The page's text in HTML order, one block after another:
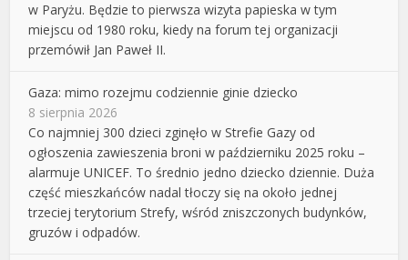
w Paryżu. Będzie to pierwsza wizyta papieska w tym
miejscu od 1980 roku, kiedy na forum tej organizacji
przemówił Jan Paweł II.
Gaza: mimo rozejmu codziennie ginie dziecko
8 sierpnia 2026
Co najmniej 300 dzieci zginęło w Strefie Gazy od
ogłoszenia zawieszenia broni w październiku 2025 roku –
alarmuje UNICEF. To średnio jedno dziecko dziennie. Duża
część mieszkańców nadal tłoczy się na około jednej
trzeciej terytorium Strefy, wśród zniszczonych budynków,
gruzów i odpadów.